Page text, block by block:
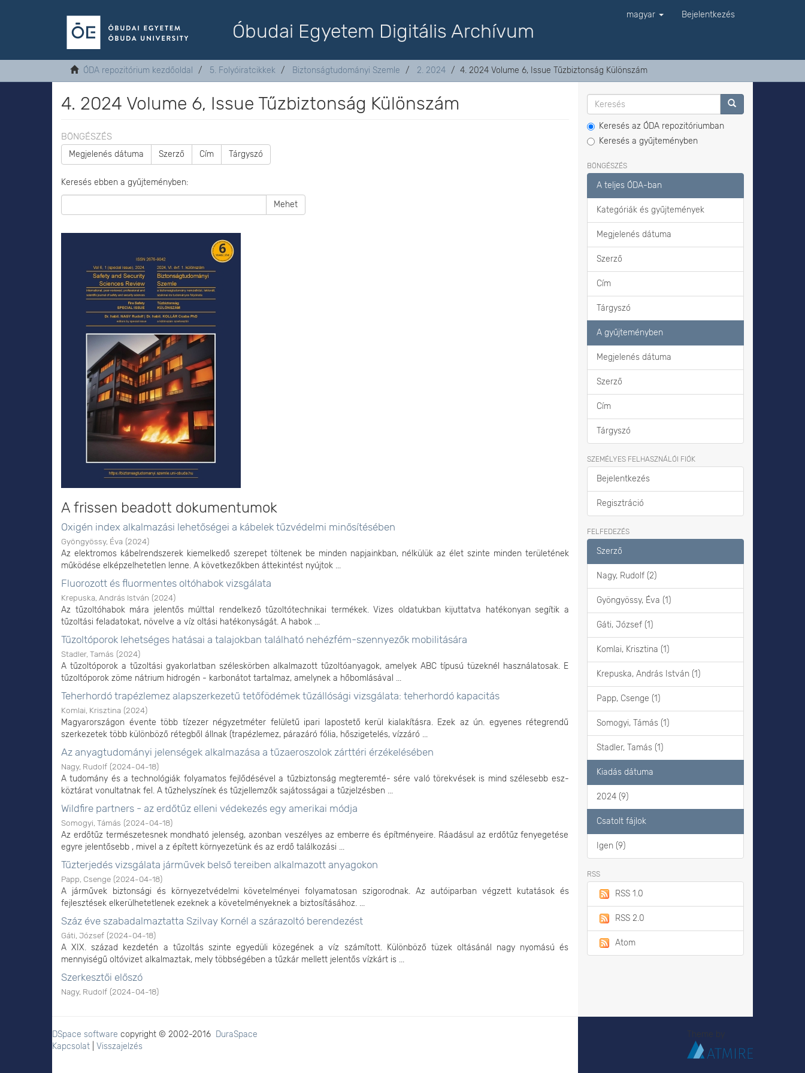
Óbudai Egyetem Digitális Archívum
magyar Bejelentkezés
ÓDA repozitórium kezdőoldal 5. Folyóiratcikkek Biztonságtudományi Szemle 2. 2024 4. 2024 Volume 6, Issue Tűzbiztonság Különszám
4. 2024 Volume 6, Issue Tűzbiztonság Különszám
BÖNGÉSZÉS
Megjelenés dátuma Szerző Cím Tárgyszó
Keresés ebben a gyűjteményben:
Mehet
A frissen beadott dokumentumok
Oxigén index alkalmazási lehetőségei a kábelek tűzvédelmi minősítésében
Gyöngyössy, Éva (2024)
Az elektromos kábelrendszerek kiemelkedő szerepet töltenek be minden napjainkban, nélkülük az élet szinte minden területének
működése elképzelhetetlen lenne. A következőkben áttekintést nyújtok ...
Fluorozott és fluormentes oltóhabok vizsgálata
Krepuska, András István (2024)
Az tűzoltóhabok mára jelentős múlttal rendelkező tűzoltótechnikai termékek. Vizes oldatukban kijuttatva hatékonyan segítik a
tűzoltási feladatokat, növelve a víz oltási hatékonyságát. A habok ...
Tűzoltóporok lehetséges hatásai a talajokban található nehézfém-szennyezők mobilitására
Stadler, Tamás (2024)
A tűzoltóporok a tűzoltási gyakorlatban széleskörben alkalmazott tűzoltóanyagok, amelyek ABC típusú tüzeknél használatosak. E
tűzoltóporok zöme nátrium hidrogén - karbonátot tartalmaz, amelynek a hőbomlásával ...
Teherhordó trapézlemez alapszerkezetű tetőfödémek tűzállósági vizsgálata: teherhordó kapacitás
Komlai, Krisztina (2024)
Magyarországon évente több tízezer négyzetméter felületű ipari lapostető kerül kialakításra. Ezek az ún. egyenes rétegrendű
szerkezetek több különböző rétegből állnak (trapézlemez, párazáró fólia, hőszigetelés, vízzáró ...
Az anyagtudományi jelenségek alkalmazása a tűzaeroszolok zárttéri érzékelésében
Nagy, Rudolf (2024-04-18)
A tudomány és a technológiák folyamatos fejlődésével a tűzbiztonság megteremté- sére való törekvések is mind szélesebb esz-
köztárat vonultatnak fel. A tűzhelyszínek és tűzjellemzők sajátosságai a tűzjelzésben ...
Wildfire partners - az erdőtűz elleni védekezés egy amerikai módja
Somogyi, Támás (2024-04-18)
Az erdőtűz természetesnek mondható jelenség, azonban veszélyes az emberre és építményeire. Ráadásul az erdőtűz fenyegetése
egyre jelentősebb , mivel a z épített környezetünk és az erdő találkozási ...
Tűzterjedés vizsgálata járművek belső tereiben alkalmazott anyagokon
Papp, Csenge (2024-04-18)
A járművek biztonsági és környezetvédelmi követelményei folyamatosan szigorodnak. Az autóiparban végzett kutatások és
fejlesztések elkerülhetetlenek ezeknek a követelményeknek a biztosításához. ...
Száz éve szabadalmaztatta Szilvay Kornél a szárazoltó berendezést
Gáti, József (2024-04-18)
A XIX. század kezdetén a tűzoltás szinte egyedüli közegének a víz számított. Különböző tüzek oltásánál nagy nyomású és
mennyiségű oltóvizet alkalmaztak, mely többségében a tűzkár mellett jelentős vízkárt is ...
Szerkesztői előszó
Nagy, Rudolf (2024-04-18)
Keresés az ÓDA repozitóriumban
Keresés a gyűjteményben
BÖNGÉSZÉS
A teljes ÓDA-ban
Kategóriák és gyűjtemények
Megjelenés dátuma
Szerző
Cím
Tárgyszó
A gyűjteményben
Megjelenés dátuma
Szerző
Cím
Tárgyszó
SZEMÉLYES FELHASZNÁLÓI FIÓK
Bejelentkezés
Regisztráció
FELFEDEZÉS
Szerző
Nagy, Rudolf (2)
Gyöngyössy, Éva (1)
Gáti, József (1)
Komlai, Krisztina (1)
Krepuska, András István (1)
Papp, Csenge (1)
Somogyi, Támás (1)
Stadler, Tamás (1)
Kiadás dátuma
2024 (9)
Csatolt fájlok
Igen (9)
RSS
RSS 1.0
RSS 2.0
Atom
DSpace software copyright © 2002-2016 DuraSpace
Kapcsolat
Visszajelzés
Theme by